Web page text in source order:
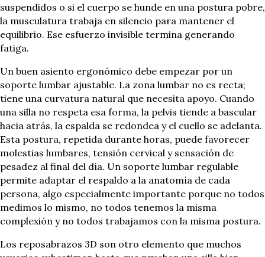
suspendidos o si el cuerpo se hunde en una postura pobre,
la musculatura trabaja en silencio para mantener el
equilibrio. Ese esfuerzo invisible termina generando
fatiga.
Un buen asiento ergonómico debe empezar por un
soporte lumbar ajustable. La zona lumbar no es recta;
tiene una curvatura natural que necesita apoyo. Cuando
una silla no respeta esa forma, la pelvis tiende a bascular
hacia atrás, la espalda se redondea y el cuello se adelanta.
Esta postura, repetida durante horas, puede favorecer
molestias lumbares, tensión cervical y sensación de
pesadez al final del día. Un soporte lumbar regulable
permite adaptar el respaldo a la anatomía de cada
persona, algo especialmente importante porque no todos
medimos lo mismo, no todos tenemos la misma
complexión y no todos trabajamos con la misma postura.
Los reposabrazos 3D son otro elemento que muchos